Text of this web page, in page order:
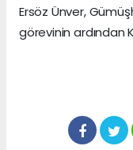
Ersöz Ünver,
görevinin ardından